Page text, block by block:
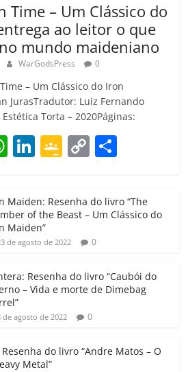
Time – Um Clássico do
ao leitor o que
mundo maideniano
WarGodsPress 0
– Um Clássico do Iron
JurasTradutor: Luiz Fernando
Torta – 2020Páginas:
W
at
s
A
p
Li
e
dI
G
gl
e
Cl
a
ss
ro
o
C
p
y
Li
k
m
p
h
ar
Maiden: Resenha do livro “The
of the Beast – Um Clássico do
Maiden”
de agosto de 2022 0
Resenha do livro “Caubói do
– Vida e morte de Dimebag
de agosto de 2022 0
do livro “Andre Matos – O
Metal”